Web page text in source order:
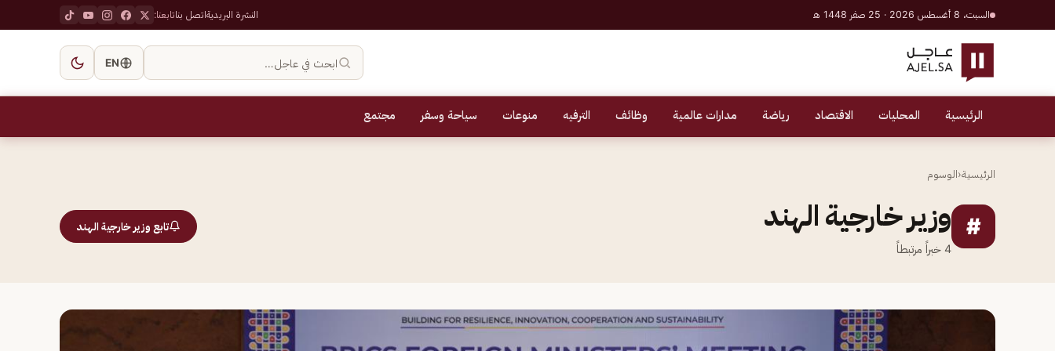
السبت، 8 أغسطس 2026 · 25 صفر 1448 هـ النشرة البريديةاتصل بناتابعنا:
ابحث في عاجل… EN
الرئيسية المحليات الاقتصاد رياضة مدارات عالمية وظائف الترفيه منوعات سياحة وسفر مجتمع
الرئيسية‹الوسوم
# وزير خارجية الهند
4 خبراً مرتبطاً
تابع وزير خارجية الهند